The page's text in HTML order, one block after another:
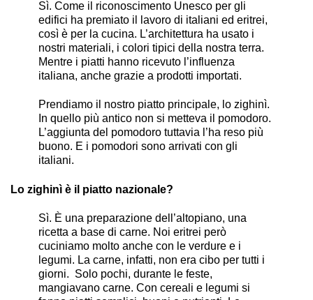
Sì. Come il riconoscimento Unesco per gli
edifici ha premiato il lavoro di italiani ed eritrei,
così è per la cucina. L’architettura ha usato i
nostri materiali, i colori tipici della nostra terra.
Mentre i piatti hanno ricevuto l’influenza
italiana, anche grazie a prodotti importati.
Prendiamo il nostro piatto principale, lo zighinì.
In quello più antico non si metteva il pomodoro.
L’aggiunta del pomodoro tuttavia l’ha reso più
buono. E i pomodori sono arrivati con gli
italiani.
Lo zighinì è il piatto nazionale?
Sì. È una preparazione dell’altopiano, una
ricetta a base di carne. Noi eritrei però
cuciniamo molto anche con le verdure e i
legumi. La carne, infatti, non era cibo per tutti i
giorni. Solo pochi, durante le feste,
mangiavano carne. Con cereali e legumi si